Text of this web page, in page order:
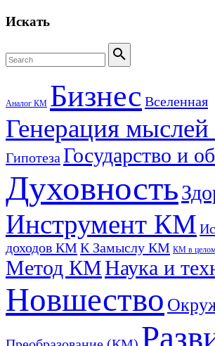
Искать
Search
Search
Аналог КМ Бизнес Вселенная
Генерация
Гипотеза Государство и
Духовность
Инструмент КМ
доходов КМК Замыслу КМ КМ в
Метод КМНаука и
Новшество